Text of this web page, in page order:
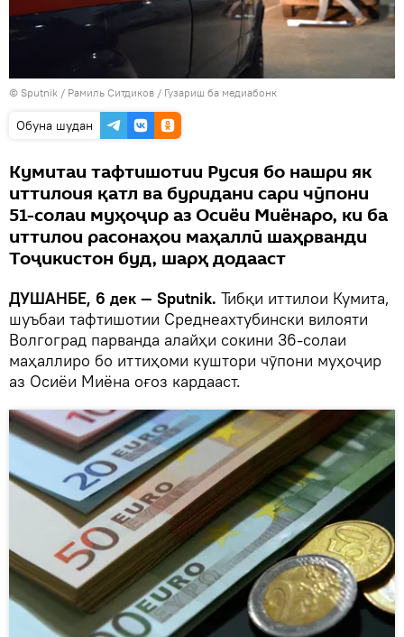
© Sputnik / Рамиль Ситдиков / Гузариш ба медиабонк
Обуна шудан
Кумитаи тафтишотии Русия бо нашри як
иттилоия қатл ва буридани сари чӯпони
51-солаи муҳоҷир аз Осиёи Миёнаро, ки ба
иттилои расонаҳои маҳаллӣ шаҳрванди
Тоҷикистон буд, шарҳ додааст
ДУШАНБЕ, 6 дек — Sputnik. Тибқи иттилои Кумита,
шуъбаи тафтишотии Среднеахтубински вилояти
Волгоград парванда алайҳи сокини 36-солаи
маҳаллиро бо иттиҳоми куштори чӯпони муҳоҷир
аз Осиёи Миёна оғоз кардааст.